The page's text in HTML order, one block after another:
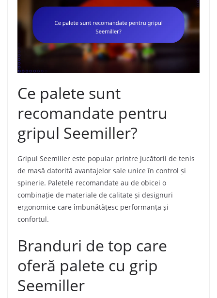
Ce palete sunt
recomandate pentru
gripul Seemiller?
Gripul Seemiller este popular printre jucătorii de tenis
de masă datorită avantajelor sale unice în control și
spinerie. Paletele recomandate au de obicei o
combinație de materiale de calitate și designuri
ergonomice care îmbunătățesc performanța și
confortul.
Branduri de top care
oferă palete cu grip
Seemiller